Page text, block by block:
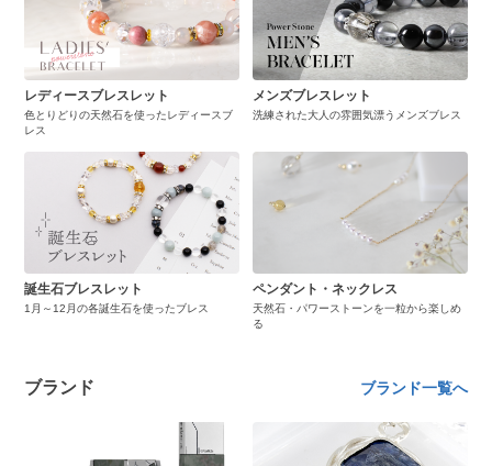
レディースブレスレット
色とりどりの天然石を使ったレディースブ
レス
メンズブレスレット
洗練された大人の雰囲気漂うメンズブレス
誕生石ブレスレット
1月～12月の各誕生石を使ったブレス
ペンダント・ネックレス
天然石・パワーストーンを一粒から楽しめ
る
ブランド ブランド一覧へ